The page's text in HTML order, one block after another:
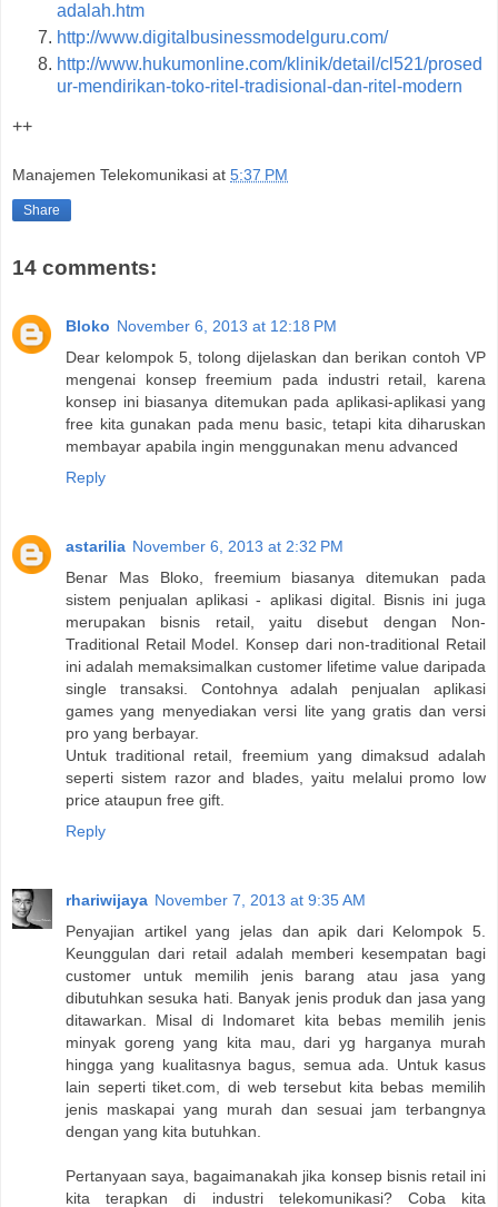
adalah.htm
http://www.digitalbusinessmodelguru.com/
http://www.hukumonline.com/klinik/detail/cl521/prosed
ur-mendirikan-toko-ritel-tradisional-dan-ritel-modern
++
Manajemen Telekomunikasi at 5:37 PM
Share
14 comments:
Bloko November 6, 2013 at 12:18 PM
Dear kelompok 5, tolong dijelaskan dan berikan contoh VP
mengenai konsep freemium pada industri retail, karena
konsep ini biasanya ditemukan pada aplikasi-aplikasi yang
free kita gunakan pada menu basic, tetapi kita diharuskan
membayar apabila ingin menggunakan menu advanced
Reply
astarilia November 6, 2013 at 2:32 PM
Benar Mas Bloko, freemium biasanya ditemukan pada
sistem penjualan aplikasi - aplikasi digital. Bisnis ini juga
merupakan bisnis retail, yaitu disebut dengan Non-
Traditional Retail Model. Konsep dari non-traditional Retail
ini adalah memaksimalkan customer lifetime value daripada
single transaksi. Contohnya adalah penjualan aplikasi
games yang menyediakan versi lite yang gratis dan versi
pro yang berbayar.
Untuk traditional retail, freemium yang dimaksud adalah
seperti sistem razor and blades, yaitu melalui promo low
price ataupun free gift.
Reply
rhariwijaya November 7, 2013 at 9:35 AM
Penyajian artikel yang jelas dan apik dari Kelompok 5.
Keunggulan dari retail adalah memberi kesempatan bagi
customer untuk memilih jenis barang atau jasa yang
dibutuhkan sesuka hati. Banyak jenis produk dan jasa yang
ditawarkan. Misal di Indomaret kita bebas memilih jenis
minyak goreng yang kita mau, dari yg harganya murah
hingga yang kualitasnya bagus, semua ada. Untuk kasus
lain seperti tiket.com, di web tersebut kita bebas memilih
jenis maskapai yang murah dan sesuai jam terbangnya
dengan yang kita butuhkan.
Pertanyaan saya, bagaimanakah jika konsep bisnis retail ini
kita terapkan di industri telekomunikasi? Coba kita